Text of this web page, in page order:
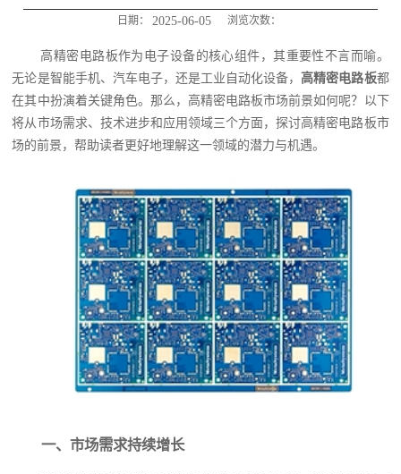
日期： 2025-06-05 浏览次数：
高精密电路板作为电子设备的核心组件，其重要性不言而喻。
无论是智能手机、汽车电子，还是工业自动化设备， 高精密电路板都
在其中扮演着关键角色。那么，高精密电路板市场前景如何呢？以下
将从市场需求、技术进步和应用领域三个方面，探讨高精密电路板市
场的前景，帮助读者更好地理解这一领域的潜力与机遇。
一、市场需求持续增长